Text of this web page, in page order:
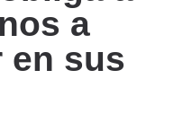
a
en sus